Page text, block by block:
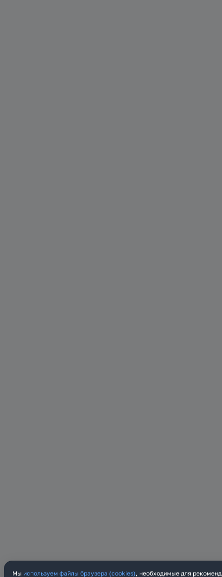
Мы используем файлы браузера (cookies), необходимые для